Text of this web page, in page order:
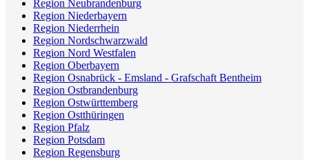
Region Neubrandenburg
Region Niederbayern
Region Niederrhein
Region Nordschwarzwald
Region Nord Westfalen
Region Oberbayern
Region Osnabrück - Emsland - Grafschaft Bentheim
Region Ostbrandenburg
Region Ostwürttemberg
Region Ostthüringen
Region Pfalz
Region Potsdam
Region Regensburg